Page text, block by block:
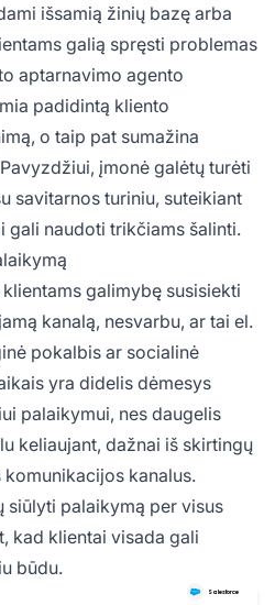
išsamią žinių bazę arba
galią spręsti problemas
aptarnavimo agento
padidintą kliento
o taip pat sumažina
įmonė galėtų turėti
savitarnos turiniu, suteikiant
gali naudoti trikčiams šalinti.
galimybę susisiekti
kanalą, nesvarbu, ar tai el.
pokalbis ar socialinė
yra didelis dėmesys
palaikymui, nes daugelis
keliaujant, dažnai iš skirtingų
kanalus.
siūlyti palaikymą per visus
kad klientai visada gali
būdu.